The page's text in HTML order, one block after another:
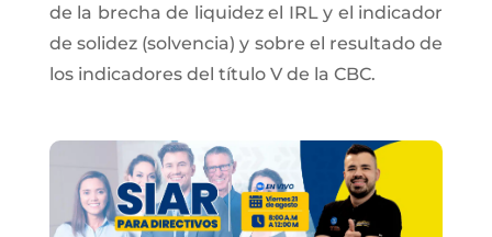
de la brecha de liquidez el IRL y el indicador
de solidez (solvencia) y sobre el resultado de
los indicadores del título V de la CBC.